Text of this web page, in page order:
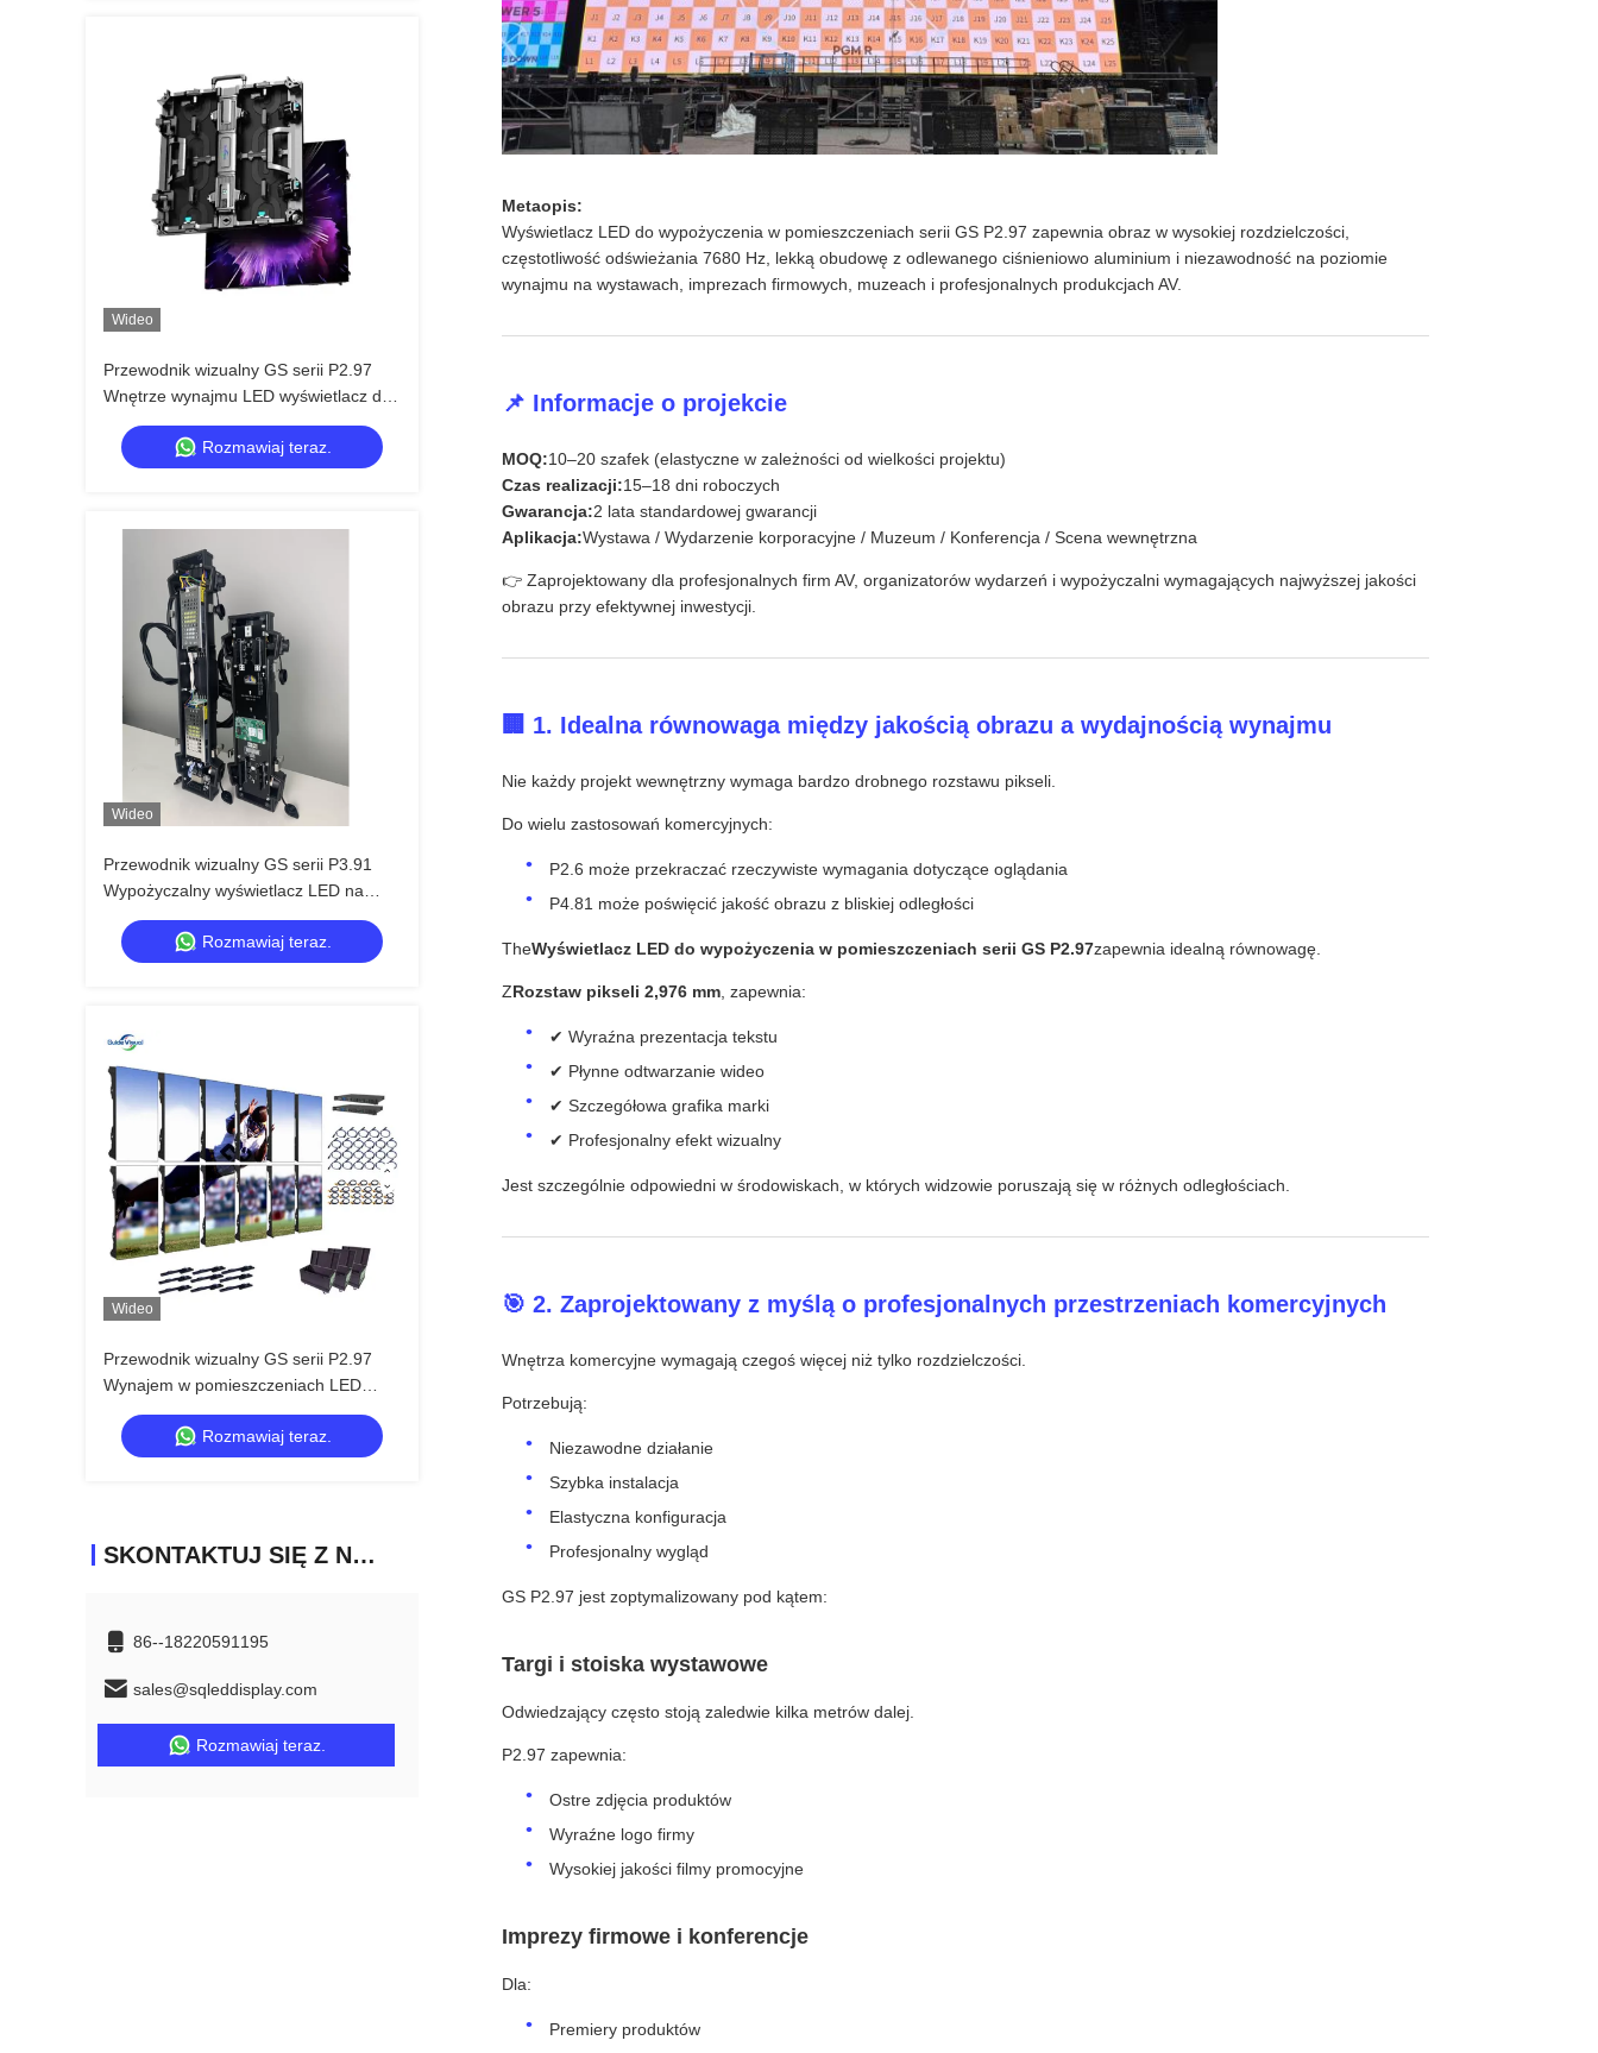
Wideo
Przewodnik wizualny GS serii P2.97
Wnętrze wynajmu LED wyświetlacz dla
konferencji wystawienniczej, 7680Hz
Bez czarnego ekranu CE
Rozmawiaj teraz.
Wideo
Przewodnik wizualny GS serii P3.91
Wypożyczalny wyświetlacz LED na
zewnątrz 5000nit IP65 dla festiwalu
muzycznego, 7680Hz podwójne
zapasowe
Rozmawiaj teraz.
Wideo
Przewodnik wizualny GS serii P2.97
Wynajem w pomieszczeniach LED
wyświetlacz dla imprez wystawowych,
7680Hz bez czarnego ekranu CE
Rozmawiaj teraz.
SKONTAKTUJ SIĘ Z NAMI
86--18220591195
sales@sqleddisplay.com
Rozmawiaj teraz.
Metaopis:
Wyświetlacz LED do wypożyczenia w pomieszczeniach serii GS P2.97 zapewnia obraz w wysokiej rozdzielczości,
częstotliwość odświeżania 7680 Hz, lekką obudowę z odlewanego ciśnieniowo aluminium i niezawodność na poziomie
wynajmu na wystawach, imprezach firmowych, muzeach i profesjonalnych produkcjach AV.
📌 Informacje o projekcie
MOQ:10–20 szafek (elastyczne w zależności od wielkości projektu)
Czas realizacji:15–18 dni roboczych
Gwarancja:2 lata standardowej gwarancji
Aplikacja:Wystawa / Wydarzenie korporacyjne / Muzeum / Konferencja / Scena wewnętrzna
👉 Zaprojektowany dla profesjonalnych firm AV, organizatorów wydarzeń i wypożyczalni wymagających najwyższej jakości
obrazu przy efektywnej inwestycji.
🏢 1. Idealna równowaga między jakością obrazu a wydajnością wynajmu
Nie każdy projekt wewnętrzny wymaga bardzo drobnego rozstawu pikseli.
Do wielu zastosowań komercyjnych:
P2.6 może przekraczać rzeczywiste wymagania dotyczące oglądania
P4.81 może poświęcić jakość obrazu z bliskiej odległości
TheWyświetlacz LED do wypożyczenia w pomieszczeniach serii GS P2.97zapewnia idealną równowagę.
ZRozstaw pikseli 2,976 mm , zapewnia:
✔ Wyraźna prezentacja tekstu
✔ Płynne odtwarzanie wideo
✔ Szczegółowa grafika marki
✔ Profesjonalny efekt wizualny
Jest szczególnie odpowiedni w środowiskach, w których widzowie poruszają się w różnych odległościach.
🎯 2. Zaprojektowany z myślą o profesjonalnych przestrzeniach komercyjnych
Wnętrza komercyjne wymagają czegoś więcej niż tylko rozdzielczości.
Potrzebują:
Niezawodne działanie
Szybka instalacja
Elastyczna konfiguracja
Profesjonalny wygląd
GS P2.97 jest zoptymalizowany pod kątem:
Targi i stoiska wystawowe
Odwiedzający często stoją zaledwie kilka metrów dalej.
P2.97 zapewnia:
Ostre zdjęcia produktów
Wyraźne logo firmy
Wysokiej jakości filmy promocyjne
Imprezy firmowe i konferencje
Dla:
Premiery produktów